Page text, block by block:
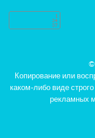
©
Копирование или
каком-либо виде
рекламных